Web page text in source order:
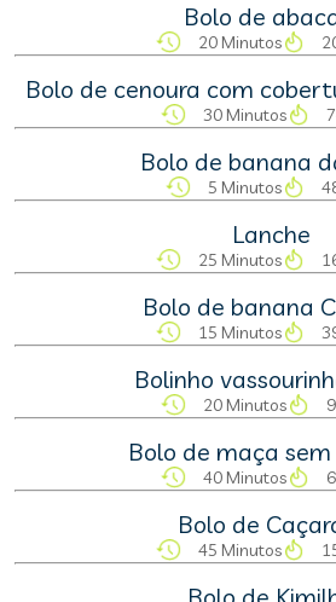
Bolo de
20 Minutos
Bolo de cenoura com
30 Minutos
Bolo de banana
5 Minutos
Lanche
25 Minutos
Bolo de banana
15 Minutos
Bolinho
20 Minutos
Bolo de maça
40 Minutos
Bolo de
45 Minutos